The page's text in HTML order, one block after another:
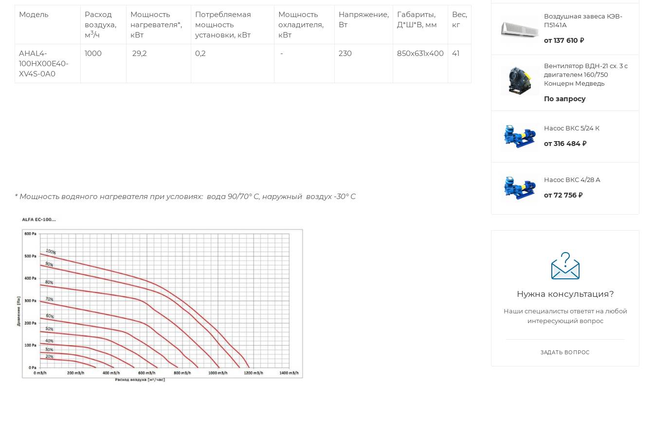
Модель
Расход
воздуха,
м3/ч
Мощность
нагревателя*,
кВт
Потребляемая
мощность
установки, кВт
Мощность
охладителя,
кВт
Напряжение,
Вт
Габариты,
Д*Ш*В, мм
Вес,
кг
AHAL4-
100HX00E40-
XV4S-0A0
1000 29,2 0,2 - 230 850х631х400 41
* Мощность водяного нагревателя при условиях: вода 90/70° С, наружный воздух -30° С
Воздушная завеса КЭВ-
П5141А
от137 610 ₽
Вентилятор ВДН-21 сх. 3 с
двигателем 160/750
Концерн Медведь
По запросу
Насос ВКС 5/24 К
от316 484 ₽
Насос ВКС 4/28 А
от72 756 ₽
Нужна консультация?
Наши специалисты ответят на любой
интересующий вопрос
ЗАДАТЬ ВОПРОС